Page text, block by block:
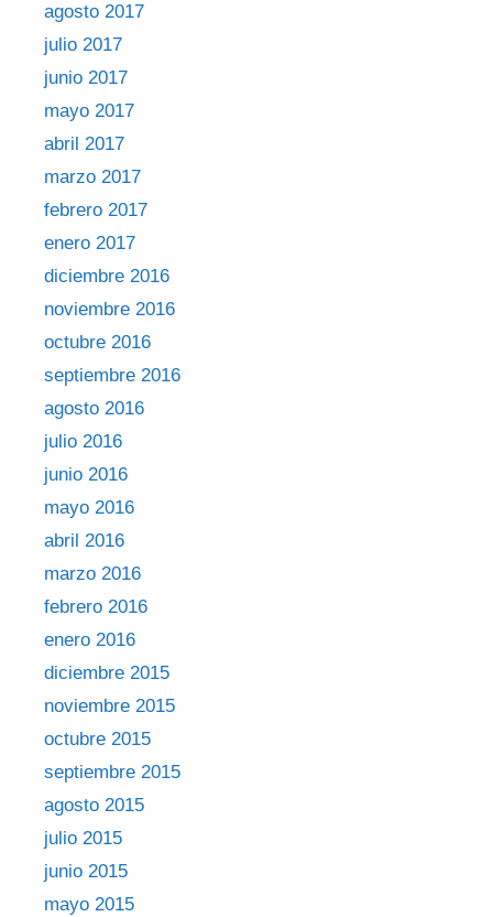
agosto 2017
julio 2017
junio 2017
mayo 2017
abril 2017
marzo 2017
febrero 2017
enero 2017
diciembre 2016
noviembre 2016
octubre 2016
septiembre 2016
agosto 2016
julio 2016
junio 2016
mayo 2016
abril 2016
marzo 2016
febrero 2016
enero 2016
diciembre 2015
noviembre 2015
octubre 2015
septiembre 2015
agosto 2015
julio 2015
junio 2015
mayo 2015